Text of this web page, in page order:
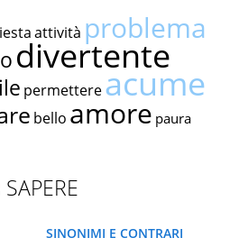
attività problema
divertente
permettereacume
bello amore paura
SAPERE
SINONIMI E CONTRARI